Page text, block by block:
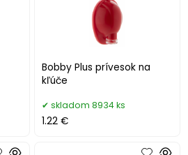
Bobby Plus prívesok na
kľúče
skladom 8934 ks
1.22 €